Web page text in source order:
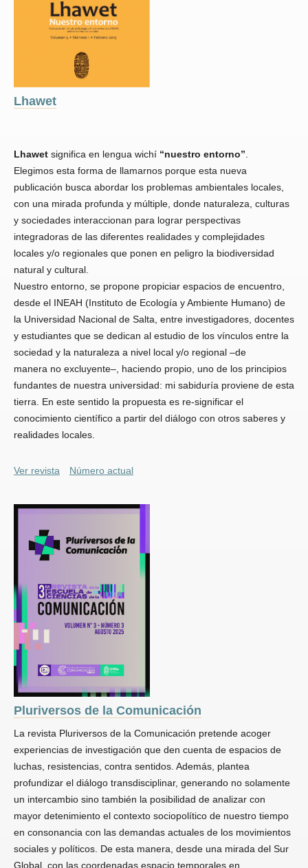
Lhawet
Lhawetsignifica en lengua wichí “nuestro entorno”
Elegimos esta forma de llamarnos porque esta nueva
publicación busca abordar los problemas ambientales locales,
con una mirada profunda y múltiple, donde naturaleza, culturas
y sociedades interaccionan para lograr perspectivas
integradoras de las diferentes realidades y complejidades
locales y/o regionales que ponen en peligro la biodiversidad
natural y cultural.
Nuestro entorno, se propone propiciar espacios de encuentro,
desde el INEAH (Instituto de Ecología y Ambiente Humano) de
la Universidad Nacional de Salta, entre investigadores, docentes
y estudiantes que se dedican al estudio de los vínculos entre la
sociedad y la naturaleza a nivel local y/o regional –de
manera no excluyente–, haciendo propio, uno de los principios
fundantes de nuestra universidad: mi sabiduría proviene de esta
tierra. En este sentido la propuesta es re-significar el
conocimiento científico a partir del diálogo con otros saberes y
realidades locales.
Ver revista Número actual
Pluriversos de la Comunicación
La revista Pluriversos de la Comunicación pretende acoger
experiencias de investigación que den cuenta de espacios de
luchas, resistencias, contra sentidos. Además, plantea
profundizar el diálogo transdisciplinar, generando no solamente
un intercambio sino también la posibilidad de analizar con
mayor detenimiento el contexto sociopolítico de nuestro tiempo
en consonancia con las demandas actuales de los movimientos
sociales y políticos. De esta manera, desde una mirada del Sur
Global, con las coordenadas espacio temporales en